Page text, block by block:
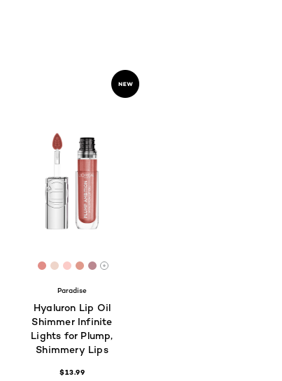
disponibles[Color]: #E18D87
[Color]: #EED5CA
[Color]: #FCCCC8
[Color]: #E09A8C
[Color]: #BA8890
Hay más tonos disponibles
Paradise
Hyaluron Lip Oil
Shimmer Infinite
Lights for Plump,
Shimmery Lips
$13.99